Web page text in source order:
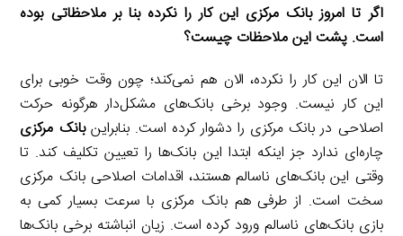
‌‌اگر تا امروز بانک مرکزی این کار را نکرده بنا بر ملاحظاتی بوده
است. پشت این ملاحظات چیست؟
تا الان این کار را نکرده، الان هم نمی‌کند؛ چون وقت خوبی برای
این کار نیست. وجود برخی بانک‌های مشکل‌دار هرگونه حرکت
اصلاحی در بانک مرکزی را دشوار کرده است. بنابراینبانک مرکزی
چاره‌ای ندارد جز اینکه ابتدا این بانک‌ها را تعیین تکلیف کند. تا
وقتی این بانک‌های ناسالم هستند، اقدامات اصلاحی بانک مرکزی
سخت است. از طرفی هم بانک مرکزی با سرعت بسیار کمی به
بازی بانک‌های ناسالم ورود کرده است. زیان انباشته برخی بانک‌ها